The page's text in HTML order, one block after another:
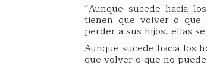
“Aunque sucede hacia
tienen que volver o que
perder a sus hijos, ellas
Aunque sucede hacia los
que volver o que no